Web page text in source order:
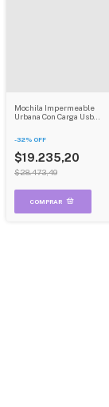
Mochila Impermeable
Urbana Con Carga Usb
-32% OFF
$19.235,20
$28.473,49